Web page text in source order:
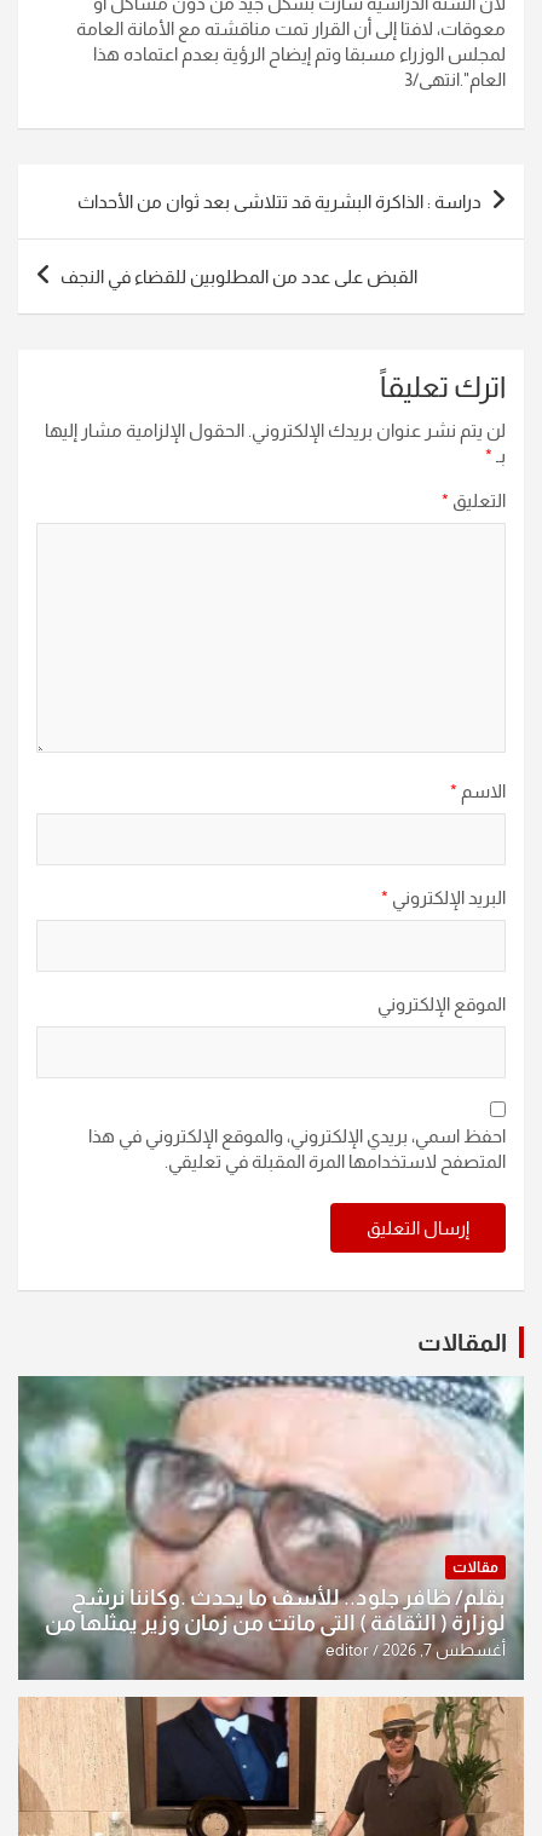
معوقات، لافتا إلى أن القرار تمت مناقشته مع الأمانة العامة
لمجلس الوزراء مسبقا وتم إيضاح الرؤية بعدم اعتماده هذا
العام".انتهى/3
تصفّح
المقالات
دراسة : الذاكرة البشرية قد تتلاشى بعد ثوان من الأحداث
القبض على عدد من المطلوبين للقضاء في النجف
اترك تعليقاً
لن يتم نشر عنوان بريدك الإلكتروني. الحقول الإلزامية مشار إليها
بـ *
التعليق *
الاسم *
البريد الإلكتروني *
الموقع الإلكتروني
احفظ اسمي، بريدي الإلكتروني، والموقع الإلكتروني في هذا
المتصفح لاستخدامها المرة المقبلة في تعليقي.
المقالات
مقالات
بقلم/ ظافر جلود.. للأسف ما يحدث .وكاننا نرشح
لوزارة ( الثقافة ) التي ماتت من زمان وزير يمثلها من
النخبة والإرث العظيم للثقافة العراقية..
أغسطس 7, 2026 editor